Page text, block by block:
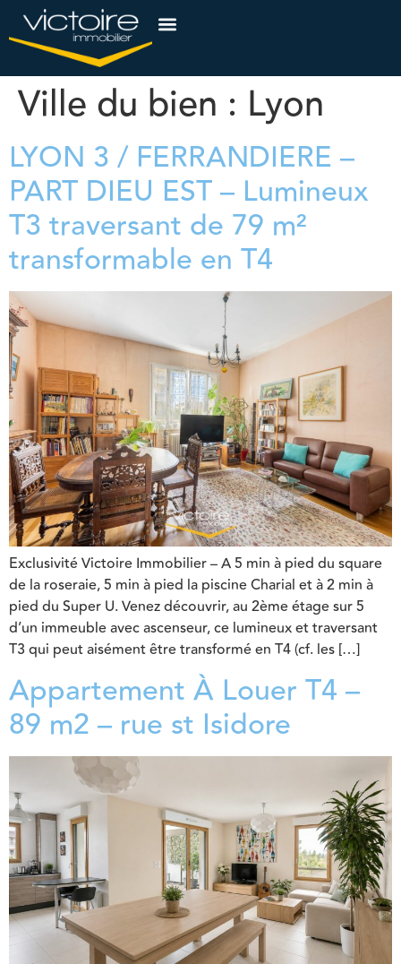
Ville du bien : Lyon
LYON 3 / FERRANDIERE –
PART DIEU EST – Lumineux
T3 traversant de 79 m²
transformable en T4
Exclusivité Victoire Immobilier – A 5 min à pied du square
de la roseraie, 5 min à pied la piscine Charial et à 2 min à
pied du Super U. Venez découvrir, au 2ème étage sur 5
d’un immeuble avec ascenseur, ce lumineux et traversant
T3 qui peut aisément être transformé en T4 (cf. les […]
Appartement À Louer T4 –
89 m2 – rue st Isidore